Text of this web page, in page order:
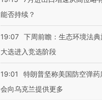
能否持续？
19:07 下周前瞻：生态环境法
大选进入竞选阶段
19:01
特朗普坚称美国防空弹
会向乌克兰提供更多